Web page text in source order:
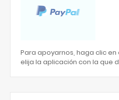
Para apoyarnos, haga clic
elija la aplicación con la que